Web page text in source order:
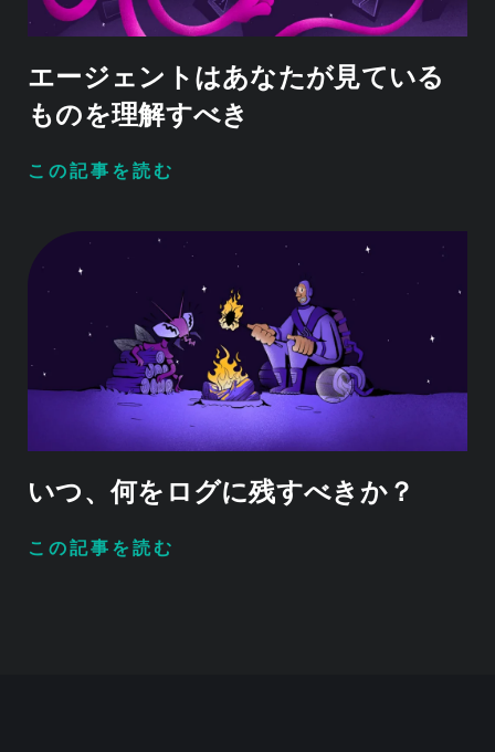
エージェントはあなたが見ている
ものを理解すべき
この記事を読む
いつ、何をログに残すべきか？
この記事を読む